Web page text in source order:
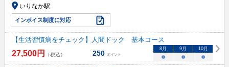
いりなか駅
インボイス制度に対応
【生活習慣病をチェック】人間ドック 基本コース
27,500円 （税込） 250 ポイント
8月 9月 10月
○ ○ ○